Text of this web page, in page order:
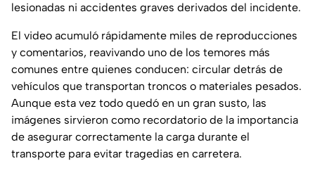
lesionadas ni accidentes graves derivados del incidente.
El video acumuló rápidamente miles de reproducciones
y comentarios, reavivando uno de los temores más
comunes entre quienes conducen: circular detrás de
vehículos que transportan troncos o materiales pesados.
Aunque esta vez todo quedó en un gran susto, las
imágenes sirvieron como recordatorio de la importancia
de asegurar correctamente la carga durante el
transporte para evitar tragedias en carretera.